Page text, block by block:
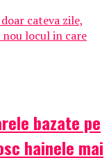
cateva zile,
locul in care
bazate pe
hainele mai